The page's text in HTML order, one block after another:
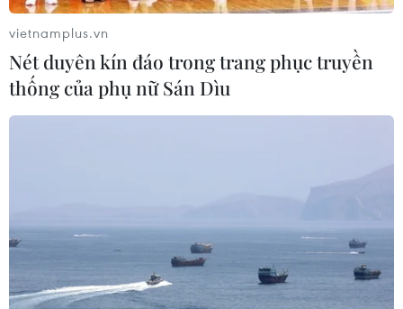
vietnamplus.vn
Nét duyên kín đáo trong trang phục truyền
thống của phụ nữ Sán Dìu